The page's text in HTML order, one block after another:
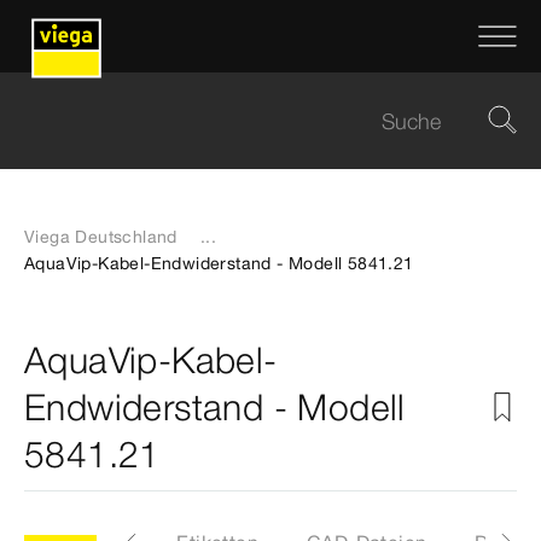
Viega Deutschland
...
AquaVip-Kabel-Endwiderstand - Modell 5841.21
AquaVip-Kabel-
Endwiderstand - Modell
5841.21